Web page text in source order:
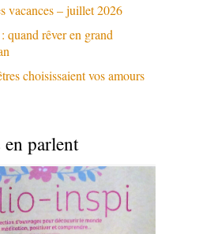
vacances – juillet 2026
quand rêver en grand
choisissaient vos amours
en parlent